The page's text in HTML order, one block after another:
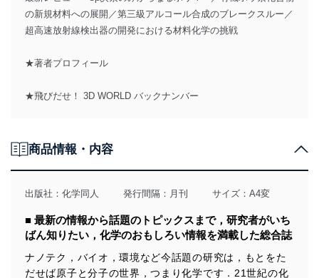
の新規材料への展開／第三級アルコール合成のブレークスルー／
超高速放射線検出器の開発における材料化学の挑戦
★著者プロフィール
★飛びだせ！ 3D WORLD バックナンバー
商品情報・内容
出版社： 化学同人 発行間隔：月刊 サイズ：A4変
■ 最新の情報から話題のトピックスまで，研究者がいち
ばん知りたい，化学のおもしろい情報を満載した総合誌
ナノテク，バイオ，環境など今話題の研究は，もとをた
だせば原子と分子の世界，つまり化学です．21世紀の化